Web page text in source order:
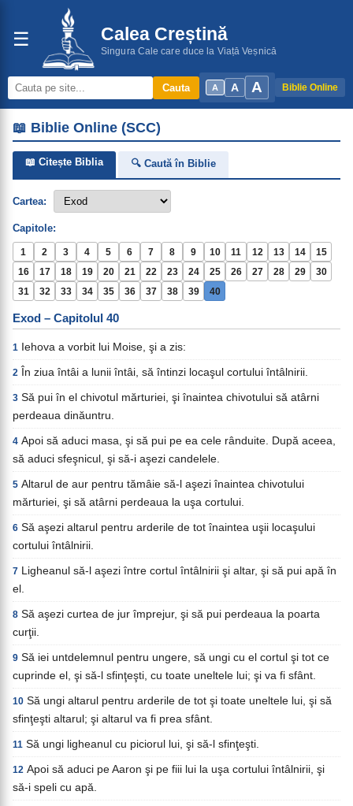
☰ Calea Creștină
Singura Cale care duce la Viață Veșnică
A A A Biblie Online
Cauta
📖 Biblie Online (SCC)
📖 Citește Biblia 🔍 Caută în Biblie
Cartea:
Capitole:
1 2 3 4 5 6 7 8 9 10 11 12 13 14
15
16
17 18 19 20 21 22 23 24 25 26 27 28 29
30
31
32 33 34 35 36 37 38 39 40
Exod – Capitolul 40
1 Iehova a vorbit lui Moise, şi a zis:
2 În ziua întâi a lunii întâi, să întinzi locaşul cortului întâlnirii.
3 Să pui în el chivotul mărturiei, şi înaintea chivotului să atârni
perdeaua dinăuntru.
4 Apoi să aduci masa, şi să pui pe ea cele rânduite. După aceea,
să aduci sfeşnicul, şi să-i aşezi candelele.
5 Altarul de aur pentru tămâie să-l aşezi înaintea chivotului
mărturiei, şi să atârni perdeaua la uşa cortului.
6 Să aşezi altarul pentru arderile de tot înaintea uşii locaşului
cortului întâlnirii.
7 Ligheanul să-l aşezi între cortul întâlnirii şi altar, şi să pui apă în
el.
8 Să aşezi curtea de jur împrejur, şi să pui perdeaua la poarta
curţii.
9 Să iei untdelemnul pentru ungere, să ungi cu el cortul şi tot ce
cuprinde el, şi să-l sfinţeşti, cu toate uneltele lui; şi va fi sfânt.
10 Să ungi altarul pentru arderile de tot şi toate uneltele lui, şi să
sfinţeşti altarul; şi altarul va fi prea sfânt.
11 Să ungi ligheanul cu piciorul lui, şi să-l sfinţeşti.
12 Apoi să aduci pe Aaron şi pe fiii lui la uşa cortului întâlnirii, şi
să-i speli cu apă.